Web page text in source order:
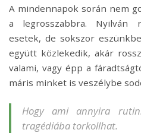
A mindennapok során nem
a legrosszabbra. Nyilván
esetek, de sokszor
együtt közlekedik, akár
valami, vagy épp a
máris minket is veszélybe
Hogy ami annyira
tragédiába torkollhat.